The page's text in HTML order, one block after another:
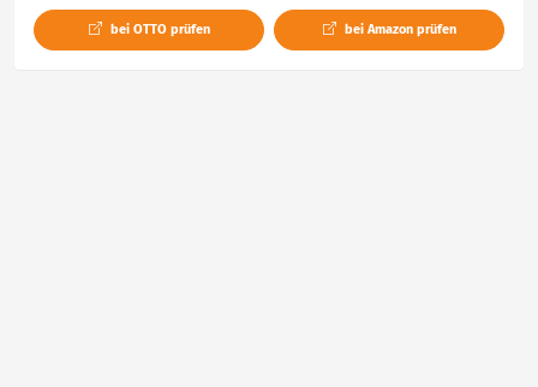
bei OTTO prüfen bei Amazon prüfen